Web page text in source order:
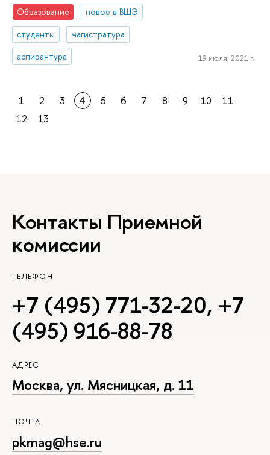
Образование
новое в ВШЭ
студенты
магистратура
аспирантура
19 июля, 2021 г.
1 2 3 4 5 6 7 8 9 10
11
12
13
Контакты Приемной
комиссии
ТЕЛЕФОН
+7 (495) 771-32-20, +7
(495) 916-88-78
АДРЕС
Москва, ул. Мясницкая, д. 11
ПОЧТА
pkmag@hse.ru